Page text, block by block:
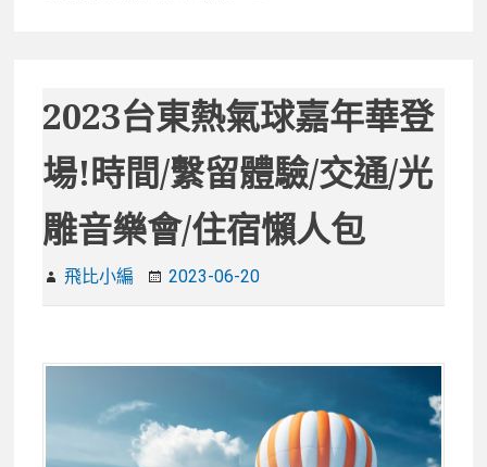
2023台東熱氣球嘉年華登
場!時間/繫留體驗/交通/光
雕音樂會/住宿懶人包
飛比小編 2023-06-20